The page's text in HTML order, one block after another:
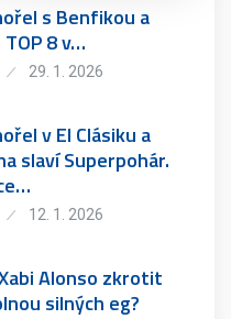
s Benfikou a
8 v…
29. 1. 2026
v El Clásiku a
slaví Superpohár.
12. 1. 2026
Alonso zkrotit
silných eg?